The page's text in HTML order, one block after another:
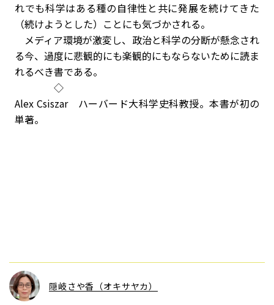
れでも科学はある種の自律性と共に発展を続けてきた
（続けようとした）ことにも気づかされる。
メディア環境が激変し、政治と科学の分断が懸念され
る今、過度に悲観的にも楽観的にもならないために読ま
れるべき書である。
◇
Alex Csiszar ハーバード大科学史科教授。本書が初の
単著。
隠岐さや香（オキサヤカ）